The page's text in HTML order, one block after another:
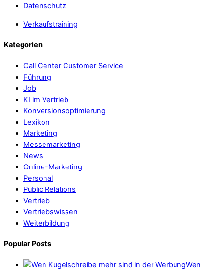
Datenschutz
Verkaufstraining
Kategorien
Call Center Customer Service
Führung
Job
KI im Vertrieb
Konversionsoptimierung
Lexikon
Marketing
Messemarketing
News
Online-Marketing
Personal
Public Relations
Vertrieb
Vertriebswissen
Weiterbildung
Popular Posts
Wen